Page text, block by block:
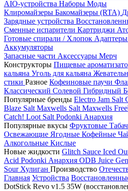
AIO-устройства Наборы Моды
Клиромайзеры Бакомайзеры (RTA)
Зарядные устройства
Сменные испарители Картриджи
Готовые спирали / Хлопок
Аккумуляторы
Запасные части Аксессуары Мерч
Конструкторы Пищевые
кальяна Уголь для кальяна
стики Разное Кофеиновые паучи
Классический Солевой Гибридный
Популярные бренды Electro Jam Salt
Blaze Salt Maxwells Salt Maxwells
Catch! Loot Salt Podonki Анархия
Популярные вкусы Фруктовые
Освежающие Ягодные Кофейные
Алкогольные Кислые
Новые жидкости Glitch Sauce Iced
Acid Podonki Анархия ODB Juice
Sour Хулиган Производство
Главная Устройства
DotStick Revo v1.5 35W